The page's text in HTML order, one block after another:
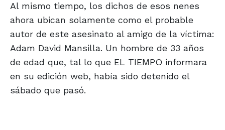
Al mismo tiempo, los dichos de esos nenes
ahora ubican solamente como el probable
autor de este asesinato al amigo de la víctima:
Adam David Mansilla. Un hombre de 33 años
de edad que, tal lo que EL TIEMPO informara
en su edición web, había sido detenido el
sábado que pasó.